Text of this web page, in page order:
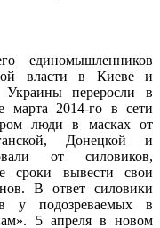
единомышленников
власти в Киеве и
переросли в
марта 2014-го в сети
люди в масках от
Донецкой и
от силовиков,
сроки вывести свои
В ответ силовики
у подозреваемых в
5 апреля в новом